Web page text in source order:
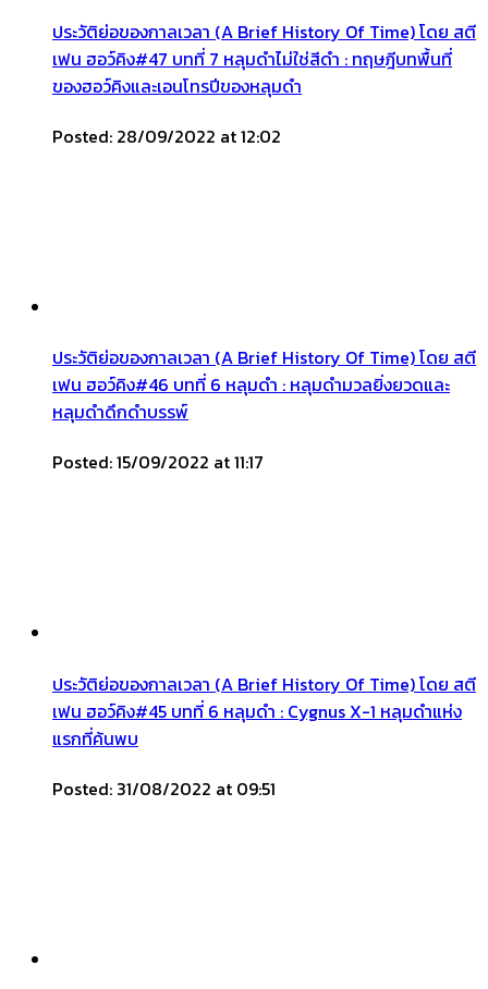
ประวัติย่อของกาลเวลา (A Brief History Of Time) โดย สตี
เฟน ฮอว์คิง#47 บทที่ 7 หลุมดำไม่ใช่สีดำ : ทฤษฎีบทพื้นที่
ของฮอว์คิงและเอนโทรปีของหลุมดำ
Posted: 28/09/2022 at 12:02
ประวัติย่อของกาลเวลา (A Brief History Of Time) โดย สตี
เฟน ฮอว์คิง#46 บทที่ 6 หลุมดำ : หลุมดำมวลยิ่งยวดและ
หลุมดำดึกดำบรรพ์
Posted: 15/09/2022 at 11:17
ประวัติย่อของกาลเวลา (A Brief History Of Time) โดย สตี
เฟน ฮอว์คิง#45 บทที่ 6 หลุมดำ : Cygnus X-1 หลุมดำแห่ง
แรกที่ค้นพบ
Posted: 31/08/2022 at 09:51